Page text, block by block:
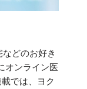
などのお好き
オンライン医
では、ヨク